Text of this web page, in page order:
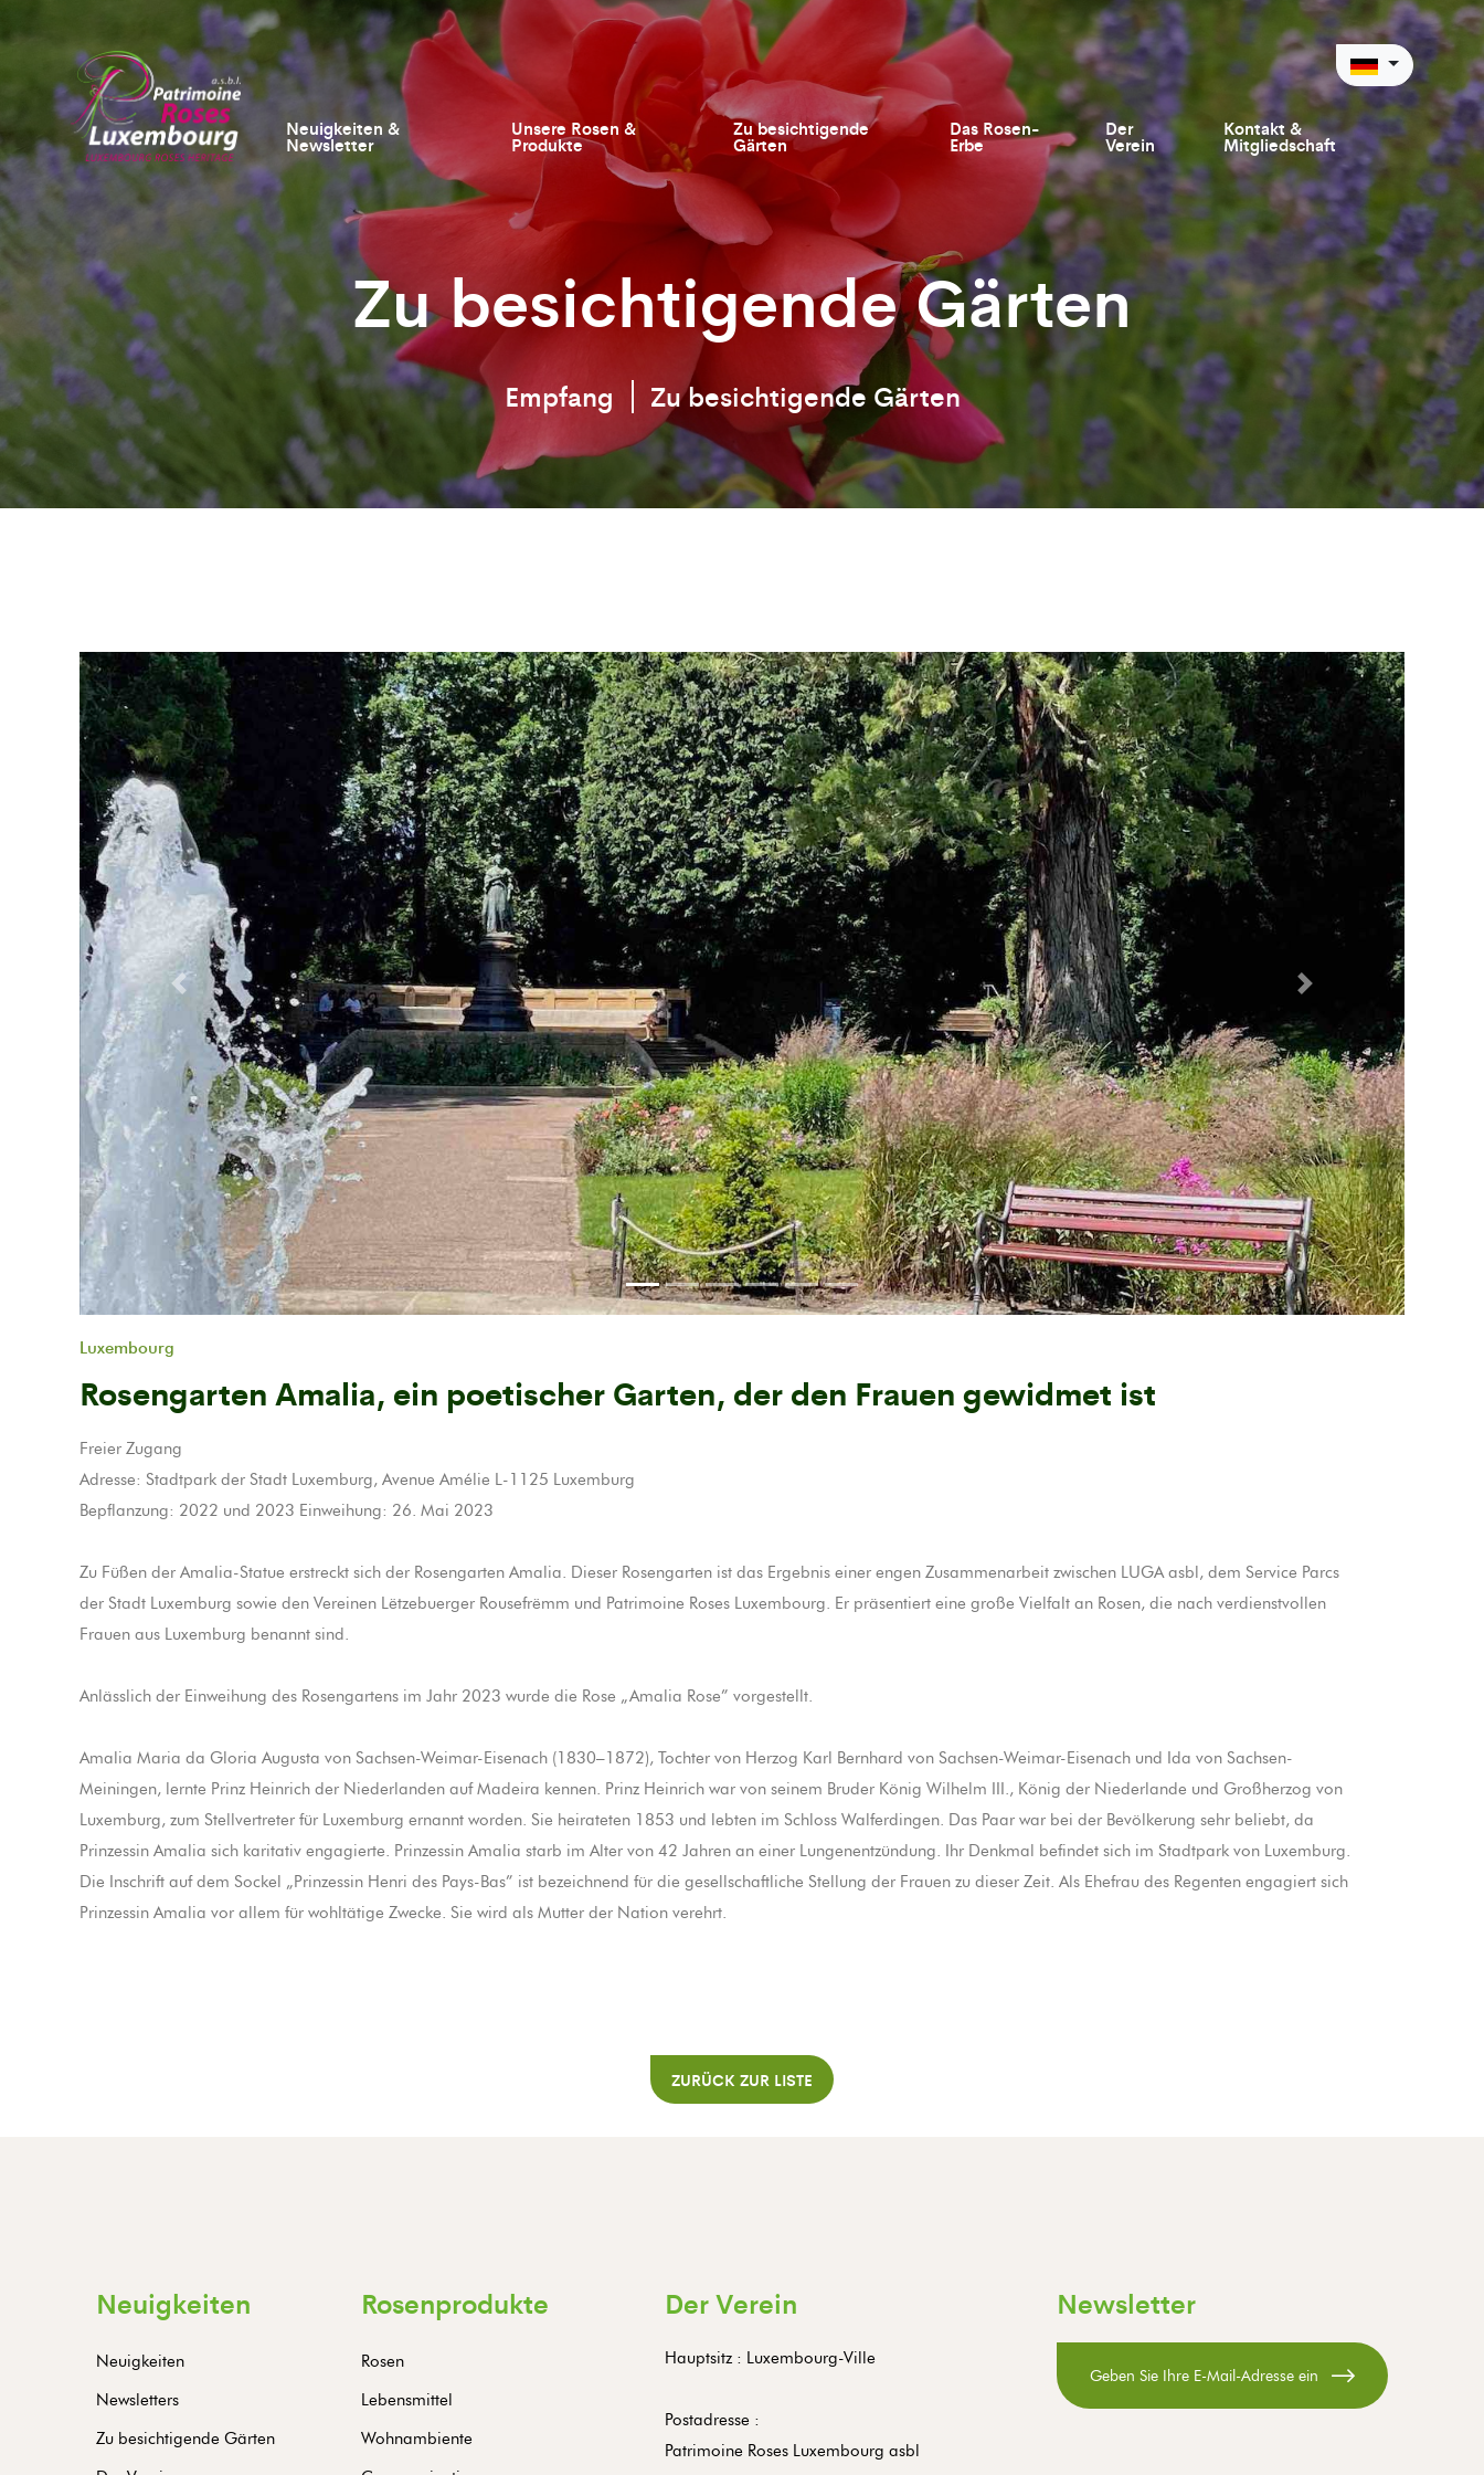
Neuigkeiten &
Newsletter
Unsere Rosen &
Produkte
Zu besichtigende
Gärten
Das Rosen-
Erbe
Der
Verein
Kontakt &
Mitgliedschaft
Zu besichtigende Gärten
Empfang Zu besichtigende Gärten
Previous Next
Luxembourg
Rosengarten Amalia, ein poetischer Garten, der den Frauen gewidmet ist
Freier Zugang
Adresse: Stadtpark der Stadt Luxemburg, Avenue Amélie L-1125 Luxemburg
Bepflanzung: 2022 und 2023 Einweihung: 26. Mai 2023
Zu Füßen der Amalia-Statue erstreckt sich der Rosengarten Amalia. Dieser Rosengarten ist das Ergebnis einer engen Zusammenarbeit zwischen LUGA asbl, dem Service Parcs
der Stadt Luxemburg sowie den Vereinen Lëtzebuerger Rousefrëmm und Patrimoine Roses Luxembourg. Er präsentiert eine große Vielfalt an Rosen, die nach verdienstvollen
Frauen aus Luxemburg benannt sind.
Anlässlich der Einweihung des Rosengartens im Jahr 2023 wurde die Rose „Amalia Rose” vorgestellt.
Amalia Maria da Gloria Augusta von Sachsen-Weimar-Eisenach (1830–1872), Tochter von Herzog Karl Bernhard von Sachsen-Weimar-Eisenach und Ida von Sachsen-
Meiningen, lernte Prinz Heinrich der Niederlanden auf Madeira kennen. Prinz Heinrich war von seinem Bruder König Wilhelm III., König der Niederlande und Großherzog von
Luxemburg, zum Stellvertreter für Luxemburg ernannt worden. Sie heirateten 1853 und lebten im Schloss Walferdingen. Das Paar war bei der Bevölkerung sehr beliebt, da
Prinzessin Amalia sich karitativ engagierte. Prinzessin Amalia starb im Alter von 42 Jahren an einer Lungenentzündung. Ihr Denkmal befindet sich im Stadtpark von Luxemburg.
Die Inschrift auf dem Sockel „Prinzessin Henri des Pays-Bas” ist bezeichnend für die gesellschaftliche Stellung der Frauen zu dieser Zeit. Als Ehefrau des Regenten engagiert sich
Prinzessin Amalia vor allem für wohltätige Zwecke. Sie wird als Mutter der Nation verehrt.
ZURÜCK ZUR LISTE
Neuigkeiten
Neuigkeiten
Newsletters
Zu besichtigende Gärten
Rosenprodukte
Rosen
Lebensmittel
Wohnambiente
Der Verein
Hauptsitz : Luxembourg-Ville
Postadresse :
Patrimoine Roses Luxembourg asbl
Newsletter